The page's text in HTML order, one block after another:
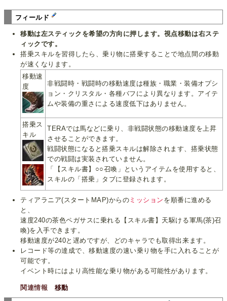
フィールド
移動は左スティックを希望の方向に押します。視点移動は右ステ
ィックです。
搭乗スキルを習得したら、乗り物に搭乗することで地点間の移動
が速くなります。
移動速
度
非戦闘時・戦闘時の移動速度は種族・職業・装備オプシ
ョン・クリスタル・各種バフにより異なります。アイテ
ムや装備の重さによる速度低下はありません。
搭乗ス
キル
TERAでは馬などに乗り、非戦闘状態の移動速度を上昇
させることができます。
戦闘状態になると搭乗スキルは解除されます、搭乗状態
での戦闘は実装されていません。
「【スキル書】○○召喚」というアイテムを使用すると、
スキルの「搭乗」タブに登録されます。
ティアラニア(スタートMAP)からの ミッション を順番に進める
と、
速度240の茶色ペガサスに乗れる【スキル書】天駆ける軍馬(茶)召
喚)を入手できます。
移動速度が240と遅めですが、どのキャラでも取得出来ます。
レコード等の達成で、移動速度の速い乗り物を手に入れることが
可能です。
イベント時にはより高性能な乗り物がある可能性があります。
関連情報 移動